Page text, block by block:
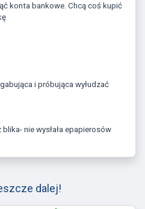
blika- nie wysłała epapierosów
dalej!